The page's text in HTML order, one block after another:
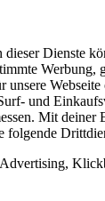
dieser Dienste
Werbung,
unsere
und
Mit deiner
folgende